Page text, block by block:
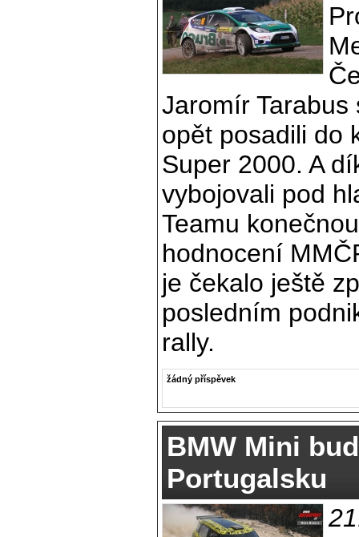
Jaromír Tarabus
opět posadili do
Super 2000. A
vybojovali pod
Teamu
hodnocení
je čekalo ještě
posledním
rally.
žádný příspěvek
BMW Mini
Portugalsku